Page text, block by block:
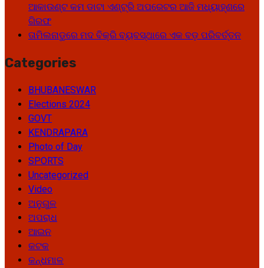
ଆକାଉଣ୍ଟ କମ ଡାଟା ଏଣ୍ଟ୍ରି ଅପରେଟର ଆଜି ମଧ୍ୟାହ୍‌ଣରେ
ଗିରଫ
ତାମିଲନାଡୁରେ ମଦ ବିକ୍ରି ବ୍ୟବସ୍ଥାରେ ଏକ ବଡ଼ ପରିବର୍ତ୍ତନ
Categories
BHUBANESWAR
Elections 2024
GOVT
KENDRAPARA
Photo of Day
SPORTS
Uncategorized
Video
ଅନୁଗୁଳ
ଅପରାଧ
ଆଇନ
କଟକ
କନ୍ଧମାଳ